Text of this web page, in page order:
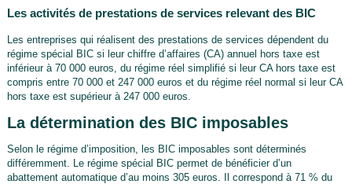
Les activités de prestations de services relevant des BIC
Les entreprises qui réalisent des prestations de services dépendent du
régime spécial BIC si leur chiffre d’affaires (CA) annuel hors taxe est
inférieur à 70 000 euros, du régime réel simplifié si leur CA hors taxe est
compris entre 70 000 et 247 000 euros et du régime réel normal si leur CA
hors taxe est supérieur à 247 000 euros.
La détermination des BIC imposables
Selon le régime d’imposition, les BIC imposables sont déterminés
différemment. Le régime spécial BIC permet de bénéficier d’un
abattement automatique d’au moins 305 euros. Il correspond à 71 % du